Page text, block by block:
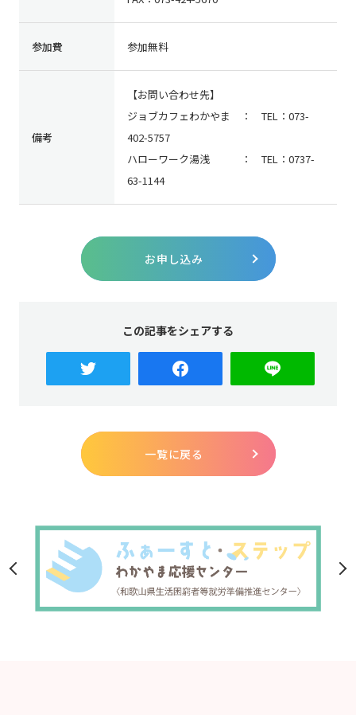
参加費 参加無料
備考
【お問い合わせ先】
ジョブカフェわかやま ： TEL：073-
402-5757
ハローワーク湯浅 ： TEL：0737-
63-1144
お申し込み
この記事をシェアする
一覧に戻る